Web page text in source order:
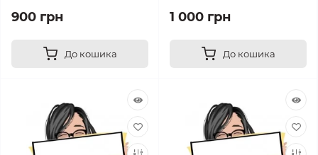
900 грн
До кошика
1 000 грн
До кошика